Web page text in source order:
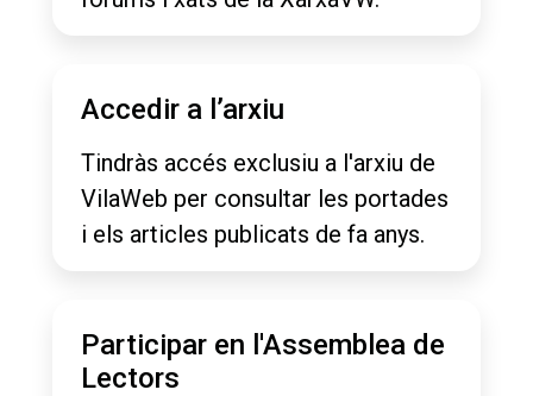
Accedir a l’arxiu
Tindràs accés exclusiu a l'arxiu de
VilaWeb per consultar les portades
i els articles publicats de fa anys.
Participar en l'Assemblea de
Lectors